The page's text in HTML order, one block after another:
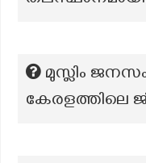
മുസ്ലിം
കേരളത്തിലെ